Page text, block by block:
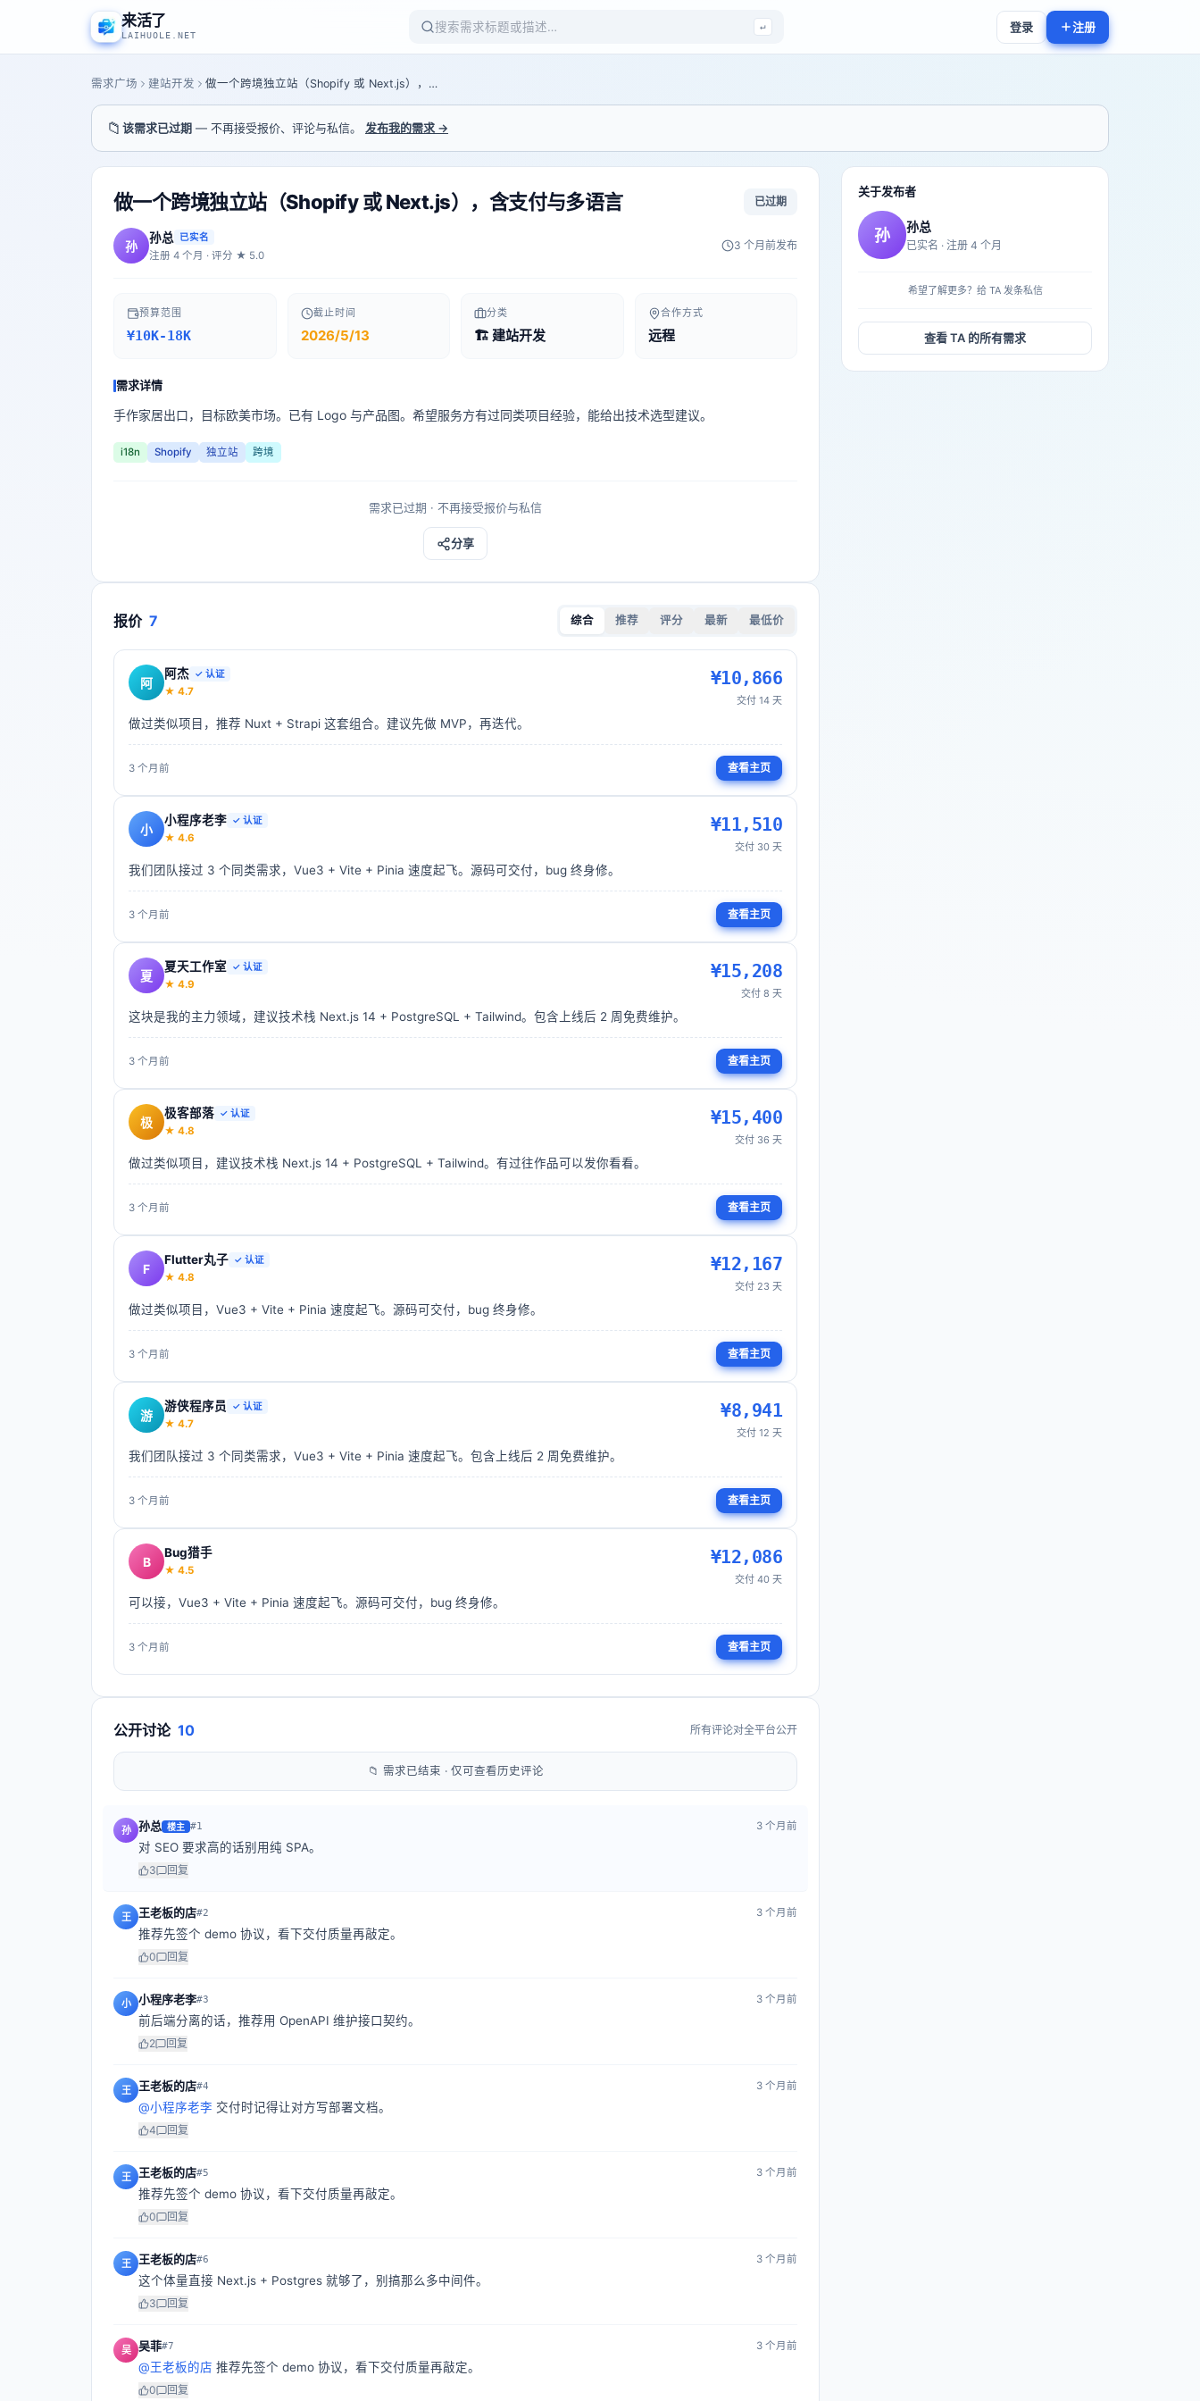
来活了
LAIHUOLE.NET
↵ 登录 注册
需求广场 建站开发 做一个跨境独立站（Shopify 或 Next.js），含支付与多语言
📁 该需求已过期 — 不再接受报价、评论与私信。 发布我的需求 →
做一个跨境独立站（Shopify 或 Next.js），含支付与多语言 已过期
孙
孙总 已实名
注册 4 个月 · 评分 ★ 5.0
3 个月前发布
预算范围
¥10K-18K
截止时间
2026/5/13
分类
🏗️ 建站开发
合作方式
远程
需求详情
手作家居出口，目标欧美市场。已有 Logo 与产品图。希望服务方有过同类项目经验，能给出技术选型建议。
i18n Shopify 独立站 跨境
需求已过期 · 不再接受报价与私信
分享
报价 7 综合 推荐 评分 最新 最低价
阿
阿杰 ✓ 认证
★ 4.7
¥10,866
交付 14 天
做过类似项目，推荐 Nuxt + Strapi 这套组合。建议先做 MVP，再迭代。
3 个月前 查看主页
小
小程序老李 ✓ 认证
★ 4.6
¥11,510
交付 30 天
我们团队接过 3 个同类需求，Vue3 + Vite + Pinia 速度起飞。源码可交付，bug 终身修。
3 个月前 查看主页
夏
夏天工作室 ✓ 认证
★ 4.9
¥15,208
交付 8 天
这块是我的主力领域，建议技术栈 Next.js 14 + PostgreSQL + Tailwind。包含上线后 2 周免费维护。
3 个月前 查看主页
极
极客部落 ✓ 认证
★ 4.8
¥15,400
交付 36 天
做过类似项目，建议技术栈 Next.js 14 + PostgreSQL + Tailwind。有过往作品可以发你看看。
3 个月前 查看主页
F
Flutter丸子 ✓ 认证
★ 4.8
¥12,167
交付 23 天
做过类似项目，Vue3 + Vite + Pinia 速度起飞。源码可交付，bug 终身修。
3 个月前 查看主页
游
游侠程序员 ✓ 认证
★ 4.7
¥8,941
交付 12 天
我们团队接过 3 个同类需求，Vue3 + Vite + Pinia 速度起飞。包含上线后 2 周免费维护。
3 个月前 查看主页
B
Bug猎手
★ 4.5
¥12,086
交付 40 天
可以接，Vue3 + Vite + Pinia 速度起飞。源码可交付，bug 终身修。
3 个月前 查看主页
公开讨论 10 所有评论对全平台公开
📁 需求已结束 · 仅可查看历史评论
孙 孙总 楼主 #1 3 个月前
对 SEO 要求高的话别用纯 SPA。
3 回复
王 王老板的店#2 3 个月前
推荐先签个 demo 协议，看下交付质量再敲定。
0 回复
小 小程序老李#3 3 个月前
前后端分离的话，推荐用 OpenAPI 维护接口契约。
2 回复
王 王老板的店#4 3 个月前
@小程序老李 交付时记得让对方写部署文档。
4 回复
王 王老板的店#5 3 个月前
推荐先签个 demo 协议，看下交付质量再敲定。
0 回复
王 王老板的店#6 3 个月前
这个体量直接 Next.js + Postgres 就够了，别搞那么多中间件。
3 回复
吴 吴菲#7 3 个月前
@王老板的店 推荐先签个 demo 协议，看下交付质量再敲定。
0 回复
关于发布者
孙 孙总
已实名 · 注册 4 个月
希望了解更多？给 TA 发条私信
查看 TA 的所有需求